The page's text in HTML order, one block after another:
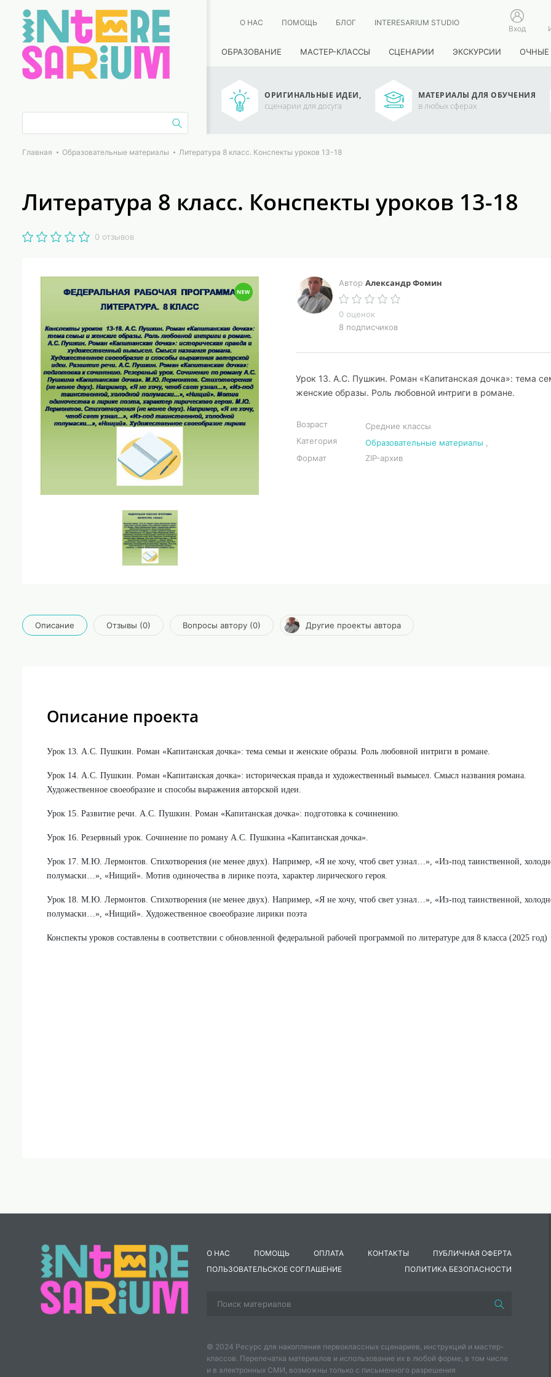
О НАС ПОМОЩЬ БЛОГ INTERESARIUM STUDIO
Вход
ОБРАЗОВАНИЕ МАСТЕР-КЛАССЫ СЦЕНАРИИ ЭКСКУРСИИ ОЧНЫЕ
ОРИГИНАЛЬНЫЕ ИДЕИ,
сценарии для досуга
МАТЕРИАЛЫ ДЛЯ ОБУЧЕНИЯ
в любых сферах
Главная Образовательные материалы Литература 8 класс. Конспекты уроков 13-18
Литература 8 класс. Конспекты уроков 13-18
0 отзывов
Автор Александр Фомин
0 оценок
8 подписчиков
Урок 13. А.С. Пушкин. Роман «Капитанская дочка»: тема
женские образы. Роль любовной интриги в романе.
Возраст
Средние классы
Категория
Образовательные материалы
Формат
ZIP-архив
Описание Отзывы (0) Вопросы автору (0) Другие проекты автора
Описание проекта
Урок 13. А.С. Пушкин. Роман «Капитанская дочка»: тема семьи и женские образы. Роль любовной интриги в романе.
Урок 14. А.С. Пушкин. Роман «Капитанская дочка»: историческая правда и художественный вымысел. Смысл названия романа.
Художественное своеобразие и способы выражения авторской идеи.
Урок 15. Развитие речи. А.С. Пушкин. Роман «Капитанская дочка»: подготовка к сочинению.
Урок 16. Резервный урок. Сочинение по роману А.С. Пушкина «Капитанская дочка».
Урок 17. М.Ю. Лермонтов. Стихотворения (не менее двух). Например, «Я не хочу, чтоб свет узнал…», «Из-под таинственной,
полумаски…», «Нищий». Мотив одиночества в лирике поэта, характер лирического героя.
Урок 18. М.Ю. Лермонтов. Стихотворения (не менее двух). Например, «Я не хочу, чтоб свет узнал…», «Из-под таинственной,
полумаски…», «Нищий». Художественное своеобразие лирики поэта
Конспекты уроков составлены в соответствии с обновленной федеральной рабочей программой по литературе для 8 класса (2025 год)
О НАС ПОМОЩЬ ОПЛАТА КОНТАКТЫ
ПУБЛИЧНАЯ ОФЕРТА
ПОЛЬЗОВАТЕЛЬСКОЕ СОГЛАШЕНИЕ
ПОЛИТИКА БЕЗОПАСНОСТИ
© 2024 Ресурс для накопления первоклассных сценариев, инструкций и мастер-
классов. Перепечатка материалов и использование их в любой форме, в том числе
и в электронных СМИ, возможны только с письменного разрешения